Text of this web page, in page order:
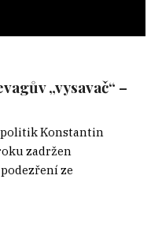
„vysavač“ –
Konstantin
zadržen
ze